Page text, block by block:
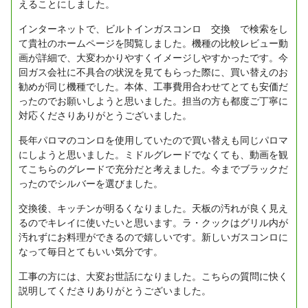
えることにしました。
インターネットで、ビルトインガスコンロ 交換 で検索をし
て貴社のホームページを閲覧しました。機種の比較レビュー動
画が詳細で、大変わかりやすくイメージしやすかったです。今
回ガス会社に不具合の状況を見てもらった際に、買い替えのお
勧めが同じ機種でした。本体、工事費用合わせてとても安価だ
ったのでお願いしようと思いました。担当の方も都度ご丁寧に
対応くださりありがとうございました。
長年パロマのコンロを使用していたので買い替えも同じパロマ
にしようと思いました。ミドルグレードでなくても、動画を観
てこちらのグレードで充分だと考えました。今までブラックだ
ったのでシルバーを選びました。
交換後、キッチンが明るくなりました。天板の汚れが良く見え
るのでキレイに使いたいと思います。ラ・クックはグリル内が
汚れずにお料理ができるので嬉しいです。新しいガスコンロに
なって毎日とてもいい気分です。
工事の方には、大変お世話になりました。こちらの質問に快く
説明してくださりありがとうございました。